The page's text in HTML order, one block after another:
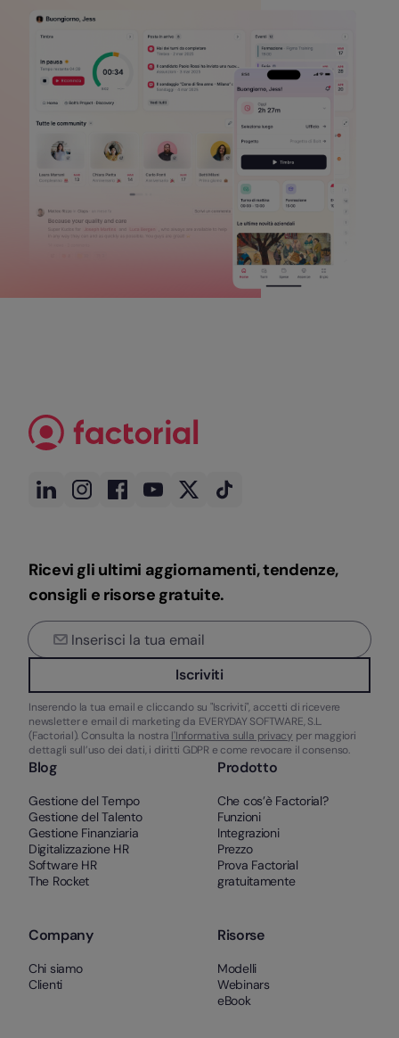
Ricevi gli ultimi aggiornamenti, tendenze,
consigli e risorse gratuite.
Iscriviti
Inserendo la tua email e cliccando su "Iscriviti", accetti di ricevere
newsletter e email di marketing da EVERYDAY SOFTWARE, S.L.
(Factorial). Consulta la nostra l'Informativa sulla privacy per maggiori
dettagli sull’uso dei dati, i diritti GDPR e come revocare il consenso.
Blog
Gestione del Tempo
Gestione del Talento
Gestione Finanziaria
Digitalizzazione HR
Software HR
The Rocket
Prodotto
Che cos’è Factorial?
Funzioni
Integrazioni
Prezzo
Prova Factorial
gratuitamente
Company
Chi siamo
Clienti
Risorse
Modelli
Webinars
eBook